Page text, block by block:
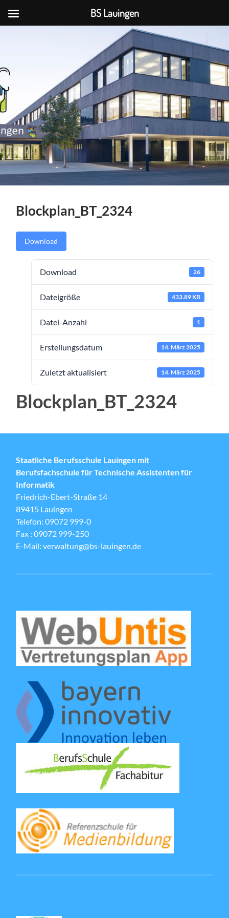
BS
Blockplan_BT_2324
Download
Download 26
Dateigröße 433.89 KB
Datei-Anzahl 1
Erstellungsdatum 14. März 2025
Zuletzt aktualisiert 14. März 2025
Blockplan_BT_2324
Staatliche Berufsschule Lauingen mit
Berufsfachschule für Technische Assistenten für
Informatik
Friedrich-Ebert-Straße 14
89415 Lauingen
Telefon: 09072 999-0
Fax : 09072 999-250
E-Mail: verwaltung@bs-lauingen.de
BS Lauingen